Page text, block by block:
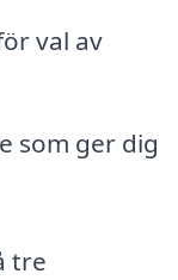
val av
som ger dig
tre